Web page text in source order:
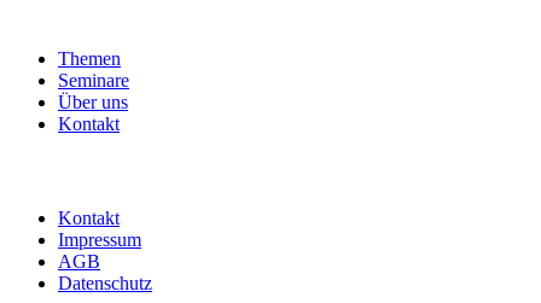
Themen
Seminare
Über uns
Kontakt
Kontakt
Impressum
AGB
Datenschutz